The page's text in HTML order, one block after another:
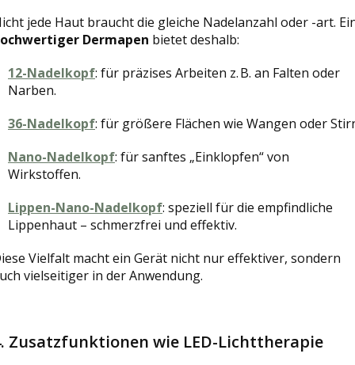
jede Haut braucht die gleiche Nadelanzahl oder -art.
Dermapen bietet deshalb:
12-Nadelkopf: für präzises Arbeiten z. B. an Falten oder
Narben.
36-Nadelkopf: für größere Flächen wie Wangen oder
Nano-Nadelkopf: für sanftes „Einklopfen“ von
Wirkstoffen.
Lippen-Nano-Nadelkopf: speziell für die empfindliche
Lippenhaut – schmerzfrei und effektiv.
Vielfalt macht ein Gerät nicht nur effektiver, sondern
vielseitiger in der Anwendung.
Zusatzfunktionen wie LED-Lichttherapie